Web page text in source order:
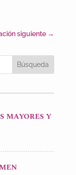
siguiente →
MAYORES Y